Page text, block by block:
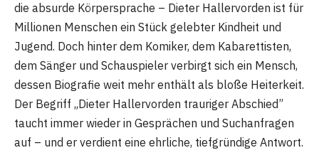
die absurde Körpersprache – Dieter Hallervorden ist für
Millionen Menschen ein Stück gelebter Kindheit und
Jugend. Doch hinter dem Komiker, dem Kabarettisten,
dem Sänger und Schauspieler verbirgt sich ein Mensch,
dessen Biografie weit mehr enthält als bloße Heiterkeit.
Der Begriff „Dieter Hallervorden trauriger Abschied”
taucht immer wieder in Gesprächen und Suchanfragen
auf – und er verdient eine ehrliche, tiefgründige Antwort.